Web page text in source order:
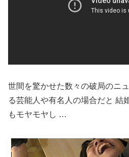
世間を驚かせた数々の破局のニ
る芸能人や有名人の場合だと 結
もモヤモヤし …